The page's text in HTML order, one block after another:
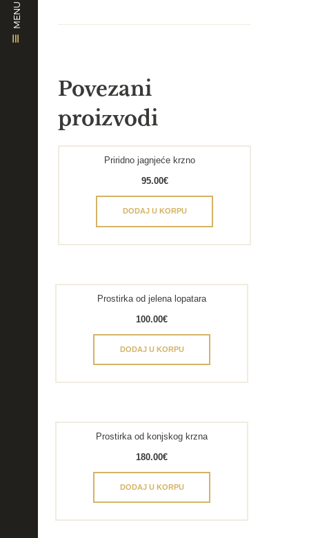
MENU
Povezani
proizvodi
Priridno jagnjeće krzno
95.00€
DODAJ U KORPU
Prostirka od jelena lopatara
100.00€
DODAJ U KORPU
Prostirka od konjskog krzna
180.00€
DODAJ U KORPU